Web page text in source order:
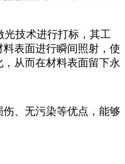
技术进行打标，其工
表面进行瞬间照射，使
从而在材料表面留下永
、无污染等优点，能够